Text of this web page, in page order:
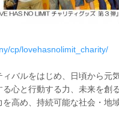
cp/lovehasnolimit_charity/
バルをはじめ、日頃から元
心と行動する力、未来を創
高め、持続可能な社会・地